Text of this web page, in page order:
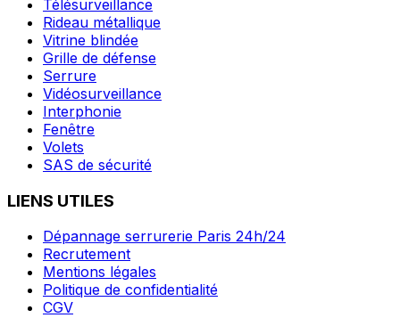
Télésurveillance
Rideau métallique
Vitrine blindée
Grille de défense
Serrure
Vidéosurveillance
Interphonie
Fenêtre
Volets
SAS de sécurité
LIENS UTILES
Dépannage serrurerie Paris 24h/24
Recrutement
Mentions légales
Politique de confidentialité
CGV